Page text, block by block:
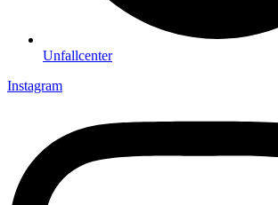
Unfallcenter
Instagram